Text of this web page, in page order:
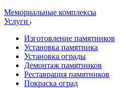
Мемориальные комплексы
Услуги
Изготовление памятников
Установка памятника
Установка ограды
Демонтаж памятников
Реставрация памятников
Покраска оград